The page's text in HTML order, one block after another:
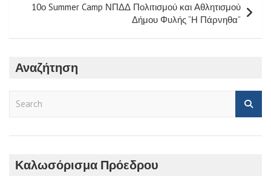
10ο Summer Camp ΝΠΔΔ Πολιτισμού και Αθλητισμού
Δήμου Φυλής “Η Πάρνηθα”
Αναζήτηση
r
Καλωσόρισμα Πρόεδρου